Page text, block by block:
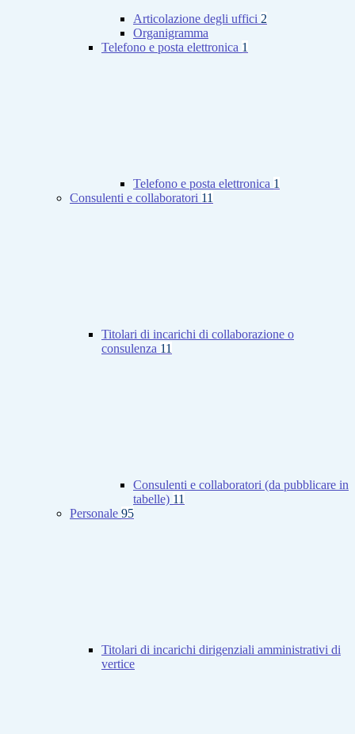
Articolazione degli uffici 2
Organigramma
Telefono e posta elettronica 1
Telefono e posta elettronica 1
Consulenti e collaboratori 11
Titolari di incarichi di collaborazione o
consulenza 11
Consulenti e collaboratori (da pubblicare in
tabelle) 11
Personale 95
Titolari di incarichi dirigenziali amministrativi di
vertice